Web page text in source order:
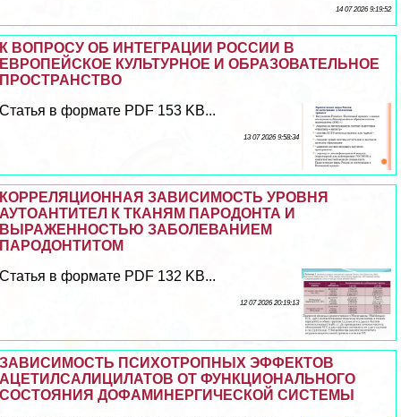
14 07 2026 9:19:52
К ВОПРОСУ ОБ ИНТЕГРАЦИИ РОССИИ В
ЕВРОПЕЙСКОЕ КУЛЬТУРНОЕ И ОБРАЗОВАТЕЛЬНОЕ
ПРОСТРАНСТВО
Статья в формате PDF 153 KB...
13 07 2026 9:58:34
КОРРЕЛЯЦИОННАЯ ЗАВИСИМОСТЬ УРОВНЯ
АУТОАНТИТЕЛ К ТКАНЯМ ПАРОДОНТА И
ВЫРАЖЕННОСТЬЮ ЗАБОЛЕВАНИЕМ
ПАРОДОНТИТОМ
Статья в формате PDF 132 KB...
12 07 2026 20:19:13
ЗАВИСИМОСТЬ ПСИХОТРОПНЫХ ЭФФЕКТОВ
АЦЕТИЛСАЛИЦИЛАТОВ ОТ ФУНКЦИОНАЛЬНОГО
СОСТОЯНИЯ ДОФАМИНЕРГИЧЕСКОЙ СИСТЕМЫ